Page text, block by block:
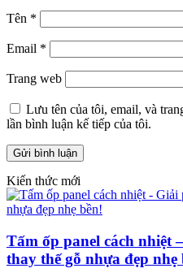
Tên *
Email *
Trang web
Lưu tên của tôi, email, và
lần bình luận kế tiếp của tôi.
Kiến thức mới
Tấm ốp panel cách nhiệt
thay thế gỗ nhựa đẹp nhẹ